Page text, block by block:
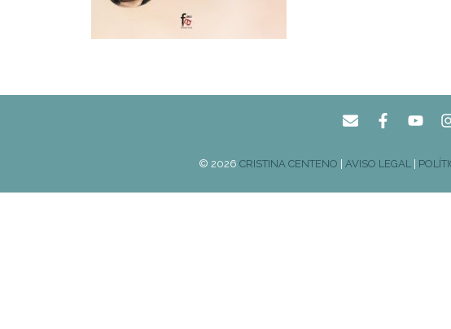
© 2026 CRISTINA CENTENO AVISO LEGAL